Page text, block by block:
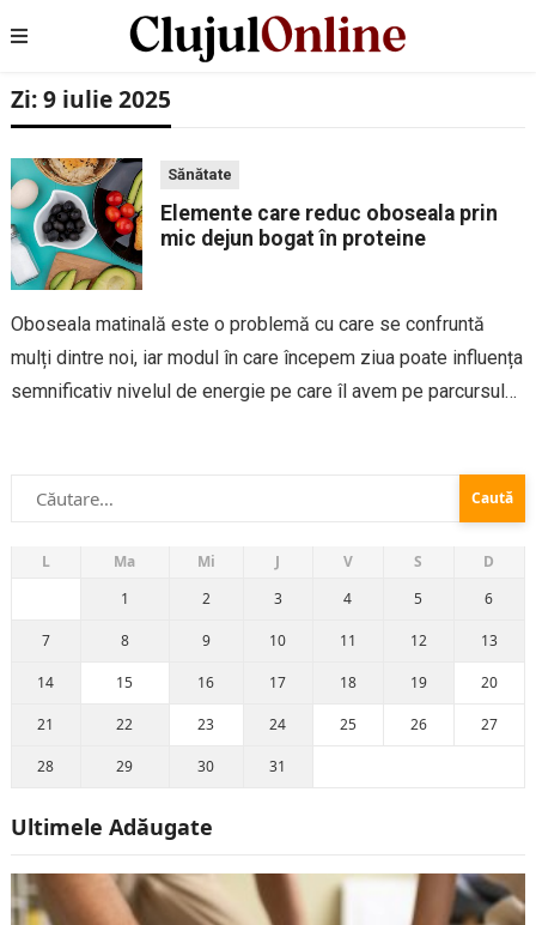
Zi:9 iulie 2025
Sănătate
Elemente care reduc oboseala prin
mic dejun bogat în proteine
Oboseala matinală este o problemă cu care se confruntă
mulți dintre noi, iar modul în care începem ziua poate influența
semnificativ nivelul de energie pe care îl avem pe parcursul
Caută
după:
L Ma Mi J V S
D
1
2 3 4 5 6
7 8 9 10 11 12 13
14 15 16 17 18 19 20
21 22 23 24 25 26 27
28 29 30 31
Ultimele Adăugate